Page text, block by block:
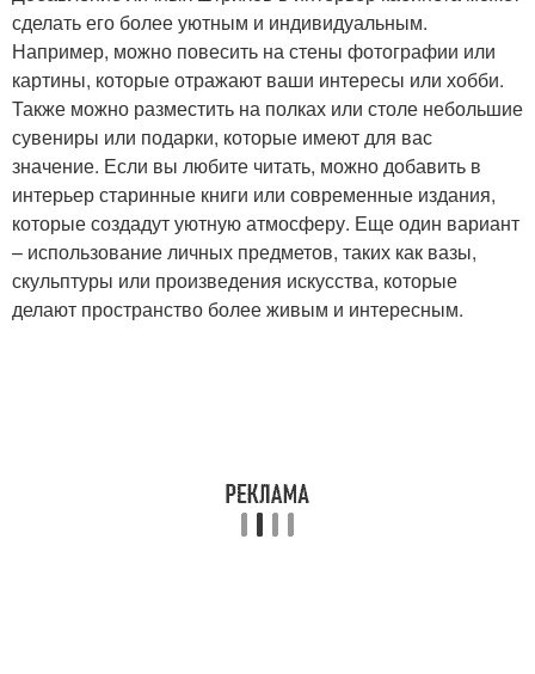
сделать его более уютным и индивидуальным.
Например, можно повесить на стены фотографии или
картины, которые отражают ваши интересы или хобби.
Также можно разместить на полках или столе небольшие
сувениры или подарки, которые имеют для вас
значение. Если вы любите читать, можно добавить в
интерьер старинные книги или современные издания,
которые создадут уютную атмосферу. Еще один вариант
– использование личных предметов, таких как вазы,
скульптуры или произведения искусства, которые
делают пространство более живым и интересным.